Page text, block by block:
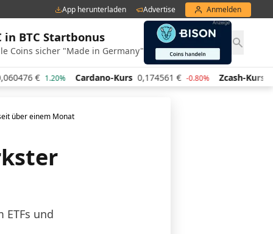
App herunterladen Advertise Anmelden
in BTC Startbonus
Coins sicher "Made in Germany"
1.20% Cardano-Kurs 0,174561 € -0.80% Zcash-Kurs 442,06 €
über einem Monat
und